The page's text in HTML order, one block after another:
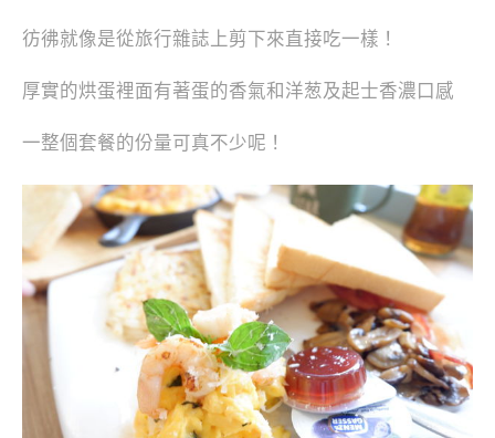
彷彿就像是從旅行雜誌上剪下來直接吃一樣！
厚實的烘蛋裡面有著蛋的香氣和洋葱及起士香濃口感
一整個套餐的份量可真不少呢！